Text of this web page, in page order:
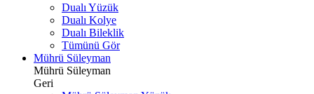
Dualı Yüzük
Dualı Kolye
Dualı Bileklik
Tümünü Gör
Mührü Süleyman
Mührü Süleyman
Geri